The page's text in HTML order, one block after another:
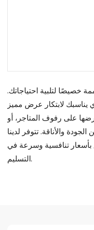
خصيصًا لتلبية احتياجاتك.
يناسبك لابتكار عرض مميز
على رفوف المتاجر، أو
والأناقة. تتوفر لدينا
بأسعار تنافسية وسرعة في
التسليم.